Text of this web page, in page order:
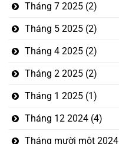
Tháng 7 2025 (2)
Tháng 5 2025 (2)
Tháng 4 2025 (2)
Tháng 2 2025 (2)
Tháng 1 2025 (1)
Tháng 12 2024 (4)
Tháng mười một 2024